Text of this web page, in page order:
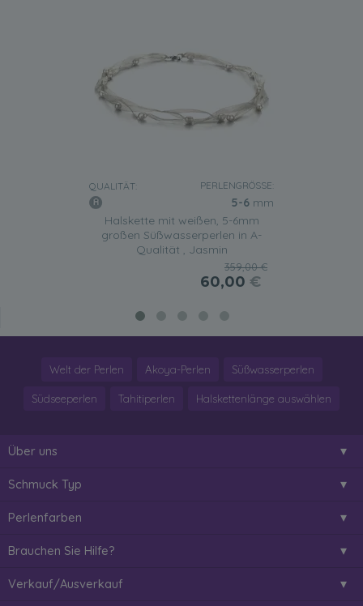
QUALITÄT: PERLENGRÖSSE:
5-6 mm
Halskette mit weißen, 5-6mm
großen Süßwasserperlen in A-
Qualität , Jasmin
359,00 €
60,00 €
Welt der Perlen Akoya-Perlen Süßwasserperlen
Südseeperlen Tahitiperlen Halskettenlänge auswählen
Über uns
Schmuck Typ
Perlenfarben
Brauchen Sie Hilfe?
Verkauf/Ausverkauf